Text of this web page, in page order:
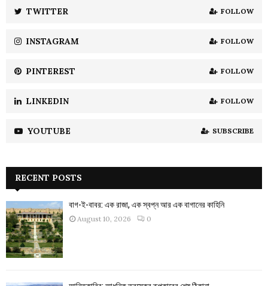
H
TWITTER FOLLOW
INSTAGRAM FOLLOW
PINTEREST FOLLOW
LINKEDIN FOLLOW
YOUTUBE SUBSCRIBE
RECENT POSTS
বাগ-ই-বাবর: এক রাজা, এক স্বপ্ন আর এক বাগানের কাহিনি
August 10, 2026 0